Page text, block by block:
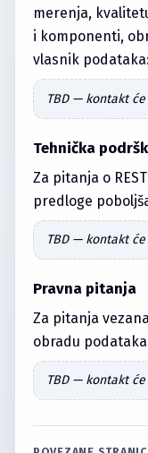
merenja,
i komponenti,
vlasnik podataka:
TBD — kontakt
Tehnička
Za pitanja o
predloge
TBD — kontakt
Pravna pitanja
Za pitanja
obradu
TBD — kontakt